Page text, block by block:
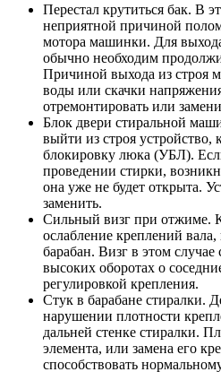
Перестал крутиться бак. В
неприятной причиной
мотора машинки. Для
обычно необходим
Причиной выхода из строя
воды или скачки
отремонтировать или
Блок двери стиральной
выйти из строя устройство,
блокировку люка (УБЛ).
проведении стирки,
она уже не будет открыта.
заменить.
Сильный визг при отжиме.
ослабление креплений
барабан. Визг в этом случае
высоких оборотах о
регулировкой крепления.
Стук в барабане стиралки.
нарушении плотности
дальней стенке стиралки.
элемента, или замена его
способствовать